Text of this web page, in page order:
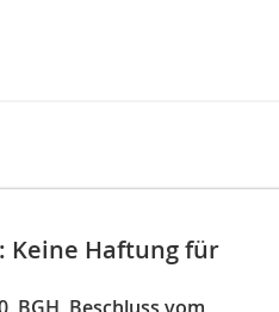
Keine Haftung für